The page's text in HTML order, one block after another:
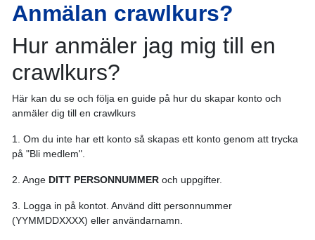
Anmälan crawlkurs?
Hur anmäler jag mig till en
crawlkurs?
Här kan du se och följa en guide på hur du skapar konto och
anmäler dig till en crawlkurs
1. Om du inte har ett konto så skapas ett konto genom att trycka
på "Bli medlem".
2. Ange DITT PERSONNUMMER och uppgifter.
3. Logga in på kontot. Använd ditt personnummer
(YYMMDDXXXX) eller användarnamn.